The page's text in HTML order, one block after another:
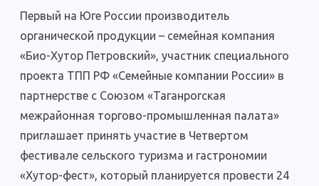
сельского
и
«Хутор-
фест»
Первый на Юге России производитель
органической продукции – семейная компания
«Био-Хутор Петровский», участник специального
проекта ТПП РФ «Семейные компании России» в
партнерстве с Союзом «Таганрогская
межрайонная торгово-промышленная палата»
приглашает принять участие в Четвертом
фестивале сельского туризма и гастрономии
«Хутор-фест», который планируется провести 24